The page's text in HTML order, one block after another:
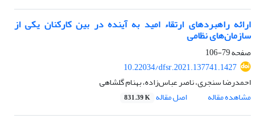
ارائه راهبردهای ارتقاء امید به آینده در بین کارکنان یکی از
سازمان‌های نظامی
صفحه79-106
10.22034/dfsr.2021.137741.1427
احمدرضا سنجری، ناصر عباس‌زاده، بهنام گلشاهی
مشاهده مقاله
اصل مقاله 831.39 K